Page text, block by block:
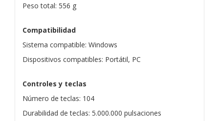
Peso total: 556 g
Compatibilidad
Sistema compatible: Windows
Dispositivos compatibles: Portátil, PC
Controles y teclas
Número de teclas: 104
Durabilidad de teclas: 5.000.000 pulsaciones